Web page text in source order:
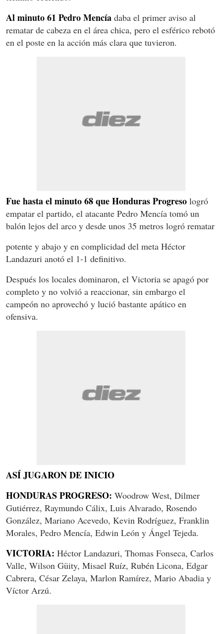
Al minuto 61 Pedro Mencía daba el primer aviso al
rematar de cabeza en el área chica, pero el esférico rebotó
en el poste en la acción más clara que tuvieron.
Fue hasta el minuto 68 que Honduras Progreso logró
empatar el partido, el atacante Pedro Mencía tomó un
balón lejos del arco y desde unos 35 metros logró rematar
potente y abajo y en complicidad del meta Héctor
Landazuri anotó el 1-1 definitivo.
Después los locales dominaron, el Victoria se apagó por
completo y no volvió a reaccionar, sin embargo el
campeón no aprovechó y lució bastante apático en
ofensiva.
ASÍ JUGARON DE INICIO
HONDURAS PROGRESO: Woodrow West, Dilmer
Gutiérrez, Raymundo Cálix, Luis Alvarado, Rosendo
González, Mariano Acevedo, Kevin Rodríguez, Franklin
Morales, Pedro Mencía, Edwin León y Ángel Tejeda.
VICTORIA: Héctor Landazuri, Thomas Fonseca, Carlos
Valle, Wilson Güity, Misael Ruíz, Rubén Licona, Edgar
Cabrera, César Zelaya, Marlon Ramírez, Mario Abadia y
Víctor Arzú.